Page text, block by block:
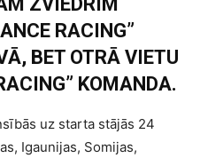
RACING”
BET OTRĀ VIETU
KOMANDA.
uz starta stājās 24
Igaunijas, Somijas,